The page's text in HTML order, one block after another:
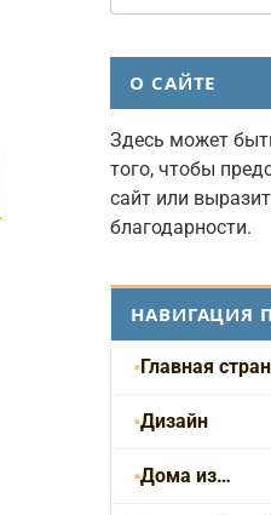
О САЙТЕ
Здесь может
того, чтобы
сайт или
благодарности.
НАВИГАЦИЯ
Главная
Дизайн
Дома из…